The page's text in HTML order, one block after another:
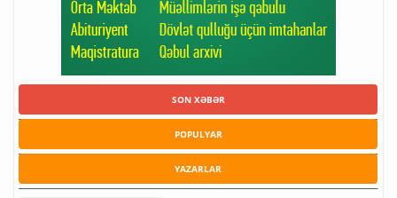
SON XƏBƏR
POPULYAR
YAZARLAR